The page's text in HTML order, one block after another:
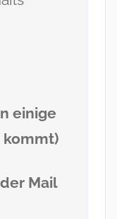
einige
kommt)
Mail